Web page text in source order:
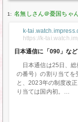
1:
k-
https://k-
日本通信に「090」な
日本通信は25日、総
の番号）の割り当て
と、2023年の制度改
り当ては国内初。